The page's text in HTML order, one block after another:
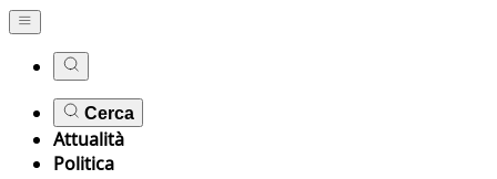
Cerca
Attualità
Politica